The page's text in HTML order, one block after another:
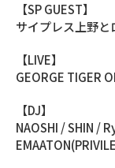
【SP GUEST】
サイプレス上野と
【LIVE】
GEORGE TIGER
【DJ】
NAOSHI / SHIN /